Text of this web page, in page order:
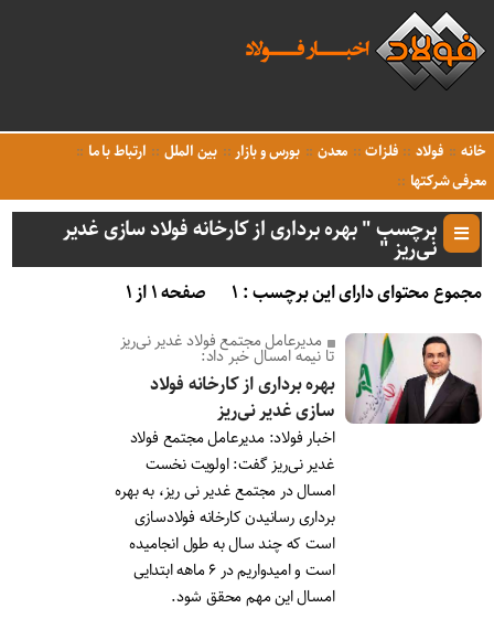
خانه فولاد فلزات معدن بورس و بازار بین الملل
ارتباط با ما
معرفی شرکتها
برچسب " بهره برداری از کارخانه فولاد سازی غدیر
نی‌ریز "
مجموع محتوای دارای این برچسب : ۱ صفحه ۱ از ۱
مدیرعامل مجتمع فولاد غدیر نی‌ریز
تا نیمه امسال خبر داد:
بهره برداری از کارخانه فولاد
سازی غدیر نی‌ریز
اخبار فولاد: مدیرعامل مجتمع فولاد
غدیر نی‌ریز گفت: اولویت نخست
امسال در مجتمع غدیر نی ریز، به بهره
برداری رسانیدن کارخانه فولادسازی
است که چند سال به طول انجامیده
است و امیدواریم در ۶ ماهه ابتدایی
امسال این مهم محقق شود.